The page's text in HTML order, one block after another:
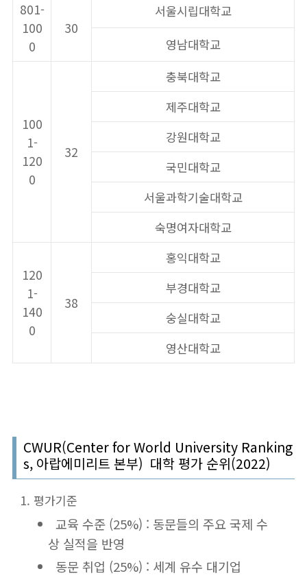
801-
100
0
30
서울시립대학교
영남대학교
100
1-
120
0
32
충북대학교
제주대학교
강원대학교
국민대학교
서울과학기술대학교
숙명여자대학교
120
1-
140
0
38
홍익대학교
부경대학교
숭실대학교
영산대학교
CWUR(Center for World University Ranking
s, 아랍에미리트 본부) 대학 평가 순위(2022)
평가기준
교육 수준 (25%) : 동문들의 주요 국제 수
상 실적을 반영
동문 취업 (25%) : 세계 유수 대기업